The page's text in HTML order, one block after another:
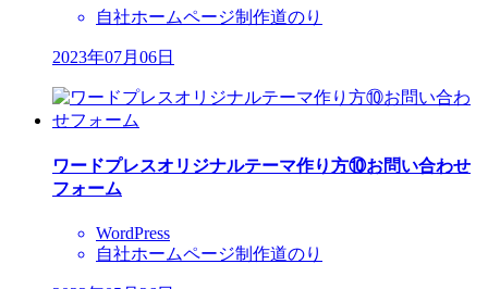
自社ホームページ制作道のり
2023年07月06日
ワードプレスオリジナルテーマ作り方⑩お問い合わせ
フォーム
WordPress
自社ホームページ制作道のり